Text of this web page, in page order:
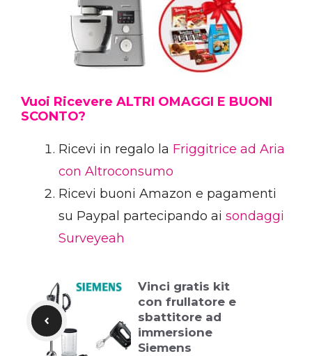
Vuoi Ricevere ALTRI OMAGGI E BUONI
SCONTO?
Ricevi in regalo la Friggitrice ad Aria
con Altroconsumo
Ricevi buoni Amazon e pagamenti
su Paypal partecipando ai sondaggi
Surveyeah
Vinci gratis kit
con frullatore e
sbattitore ad
immersione
Siemens